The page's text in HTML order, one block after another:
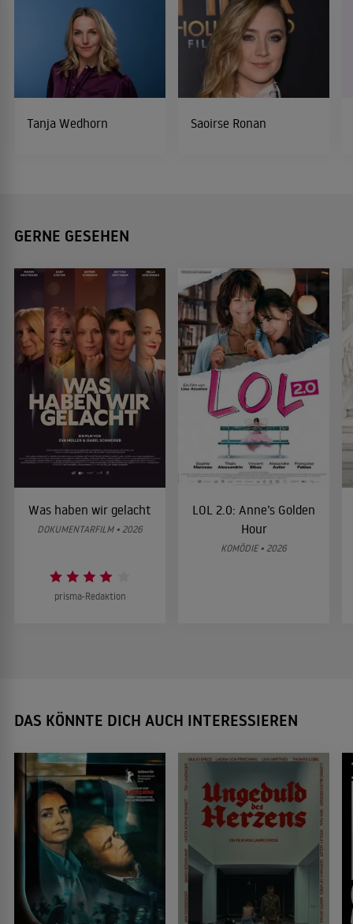
Tanja Wedhorn Saoirse Ronan
GERNE GESEHEN
Was haben wir gelacht
DOKUMENTARFILM • 2026
prisma-Redaktion
LOL 2.0: Anne’s Golden
Hour
KOMÖDIE • 2026
DAS KÖNNTE DICH AUCH INTERESSIEREN